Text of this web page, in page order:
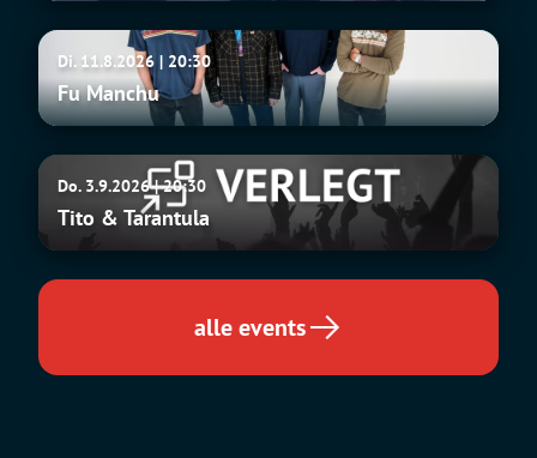
Fu
Manchu
Di. 11.8.2026 | 20:30
Fu Manchu
Tito
Tarantula
Do. 3.9.2026 | 20:30
Tito & Tarantula
alle events